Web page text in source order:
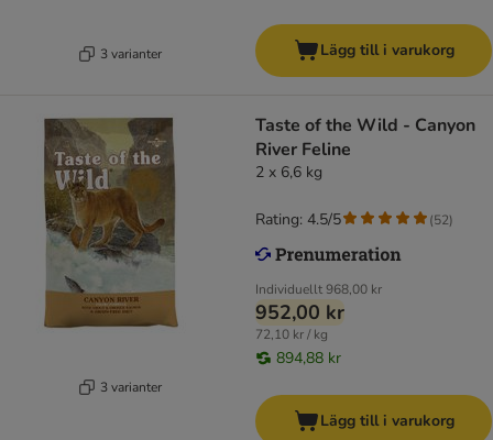
3 varianter Lägg till i varukorg
3 varianter
Taste of the Wild - Canyon
River Feline
2 x 6,6 kg
Individuellt968,00 kr
952,00 kr
72,10 kr / kg
894,88 kr
Rating: 4.5/5 (52)
Lägg till i varukorg